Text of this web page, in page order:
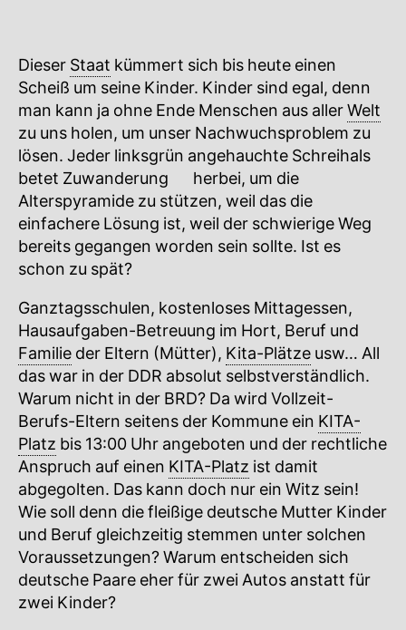
Dieser Staat kümmert sich bis heute einen
Scheiß um seine Kinder. Kinder sind egal, denn
man kann ja ohne Ende Menschen aus allerWelt
zu uns holen, um unser Nachwuchsproblem zu
lösen. Jeder linksgrün angehauchte Schreihals
betet Zuwanderung
herbei, um die
Alterspyramide zu stützen, weil das die
einfachere Lösung ist, weil der schwierige Weg
bereits gegangen worden sein sollte. Ist es
schon zu spät?
Ganztagsschulen, kostenloses Mittagessen,
Hausaufgaben-Betreuung im Hort, Beruf und
Familie der Eltern (Mütter), Kita-Plätze usw… All
das war in der DDR absolut selbstverständlich.
Warum nicht in der BRD? Da wird Vollzeit-
Berufs-Eltern seitens der Kommune ein KITA-
Platz bis 13:00 Uhr angeboten und der rechtliche
Anspruch auf einen KITA-Platz ist damit
abgegolten. Das kann doch nur ein Witz sein!
Wie soll denn die fleißige deutsche Mutter Kinder
und Beruf gleichzeitig stemmen unter solchen
Voraussetzungen? Warum entscheiden sich
deutsche Paare eher für zwei Autos anstatt für
zwei Kinder?